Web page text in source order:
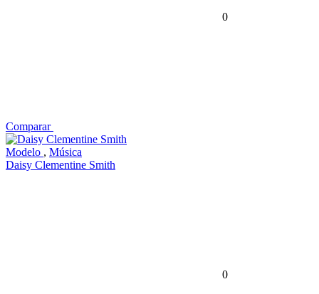
0
Comparar
Modelo , Música
Daisy Clementine Smith
0